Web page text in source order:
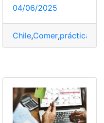
04/06/2025
Chile,Comer,práctica